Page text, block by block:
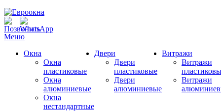
Меню
Окна
Окна
пластиковые
Окна
алюминиевые
Окна
нестандартные
Двери
Двери
пластиковые
Двери
алюминиевые
Витражи
Витражи
Витражи